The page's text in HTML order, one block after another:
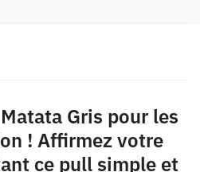
Gris pour les
! Affirmez votre
ce pull simple et